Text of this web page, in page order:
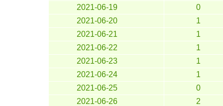
2021-06-19
0
2021-06-20
1
2021-06-21
1
2021-06-22
1
2021-06-23
1
2021-06-24
1
2021-06-25
0
2021-06-26
2